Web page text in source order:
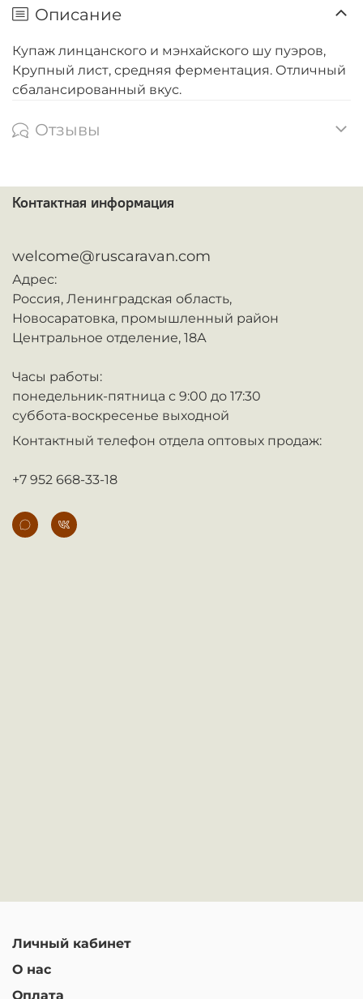
Описание
Купаж линцанского и мэнхайского шу пуэров,
Крупный лист, средняя ферментация. Отличный
сбалансированный вкус.
Отзывы
Контактная информация
welcome@ruscaravan.com
Адрес:
Россия, Ленинградская область,
Новосаратовка, промышленный район
Центральное отделение, 18А
Часы работы:
понедельник-пятница с 9:00 до 17:30
суббота-воскресенье выходной
Контактный телефон отдела оптовых продаж:
+7 952 668-33-18
Личный кабинет
О нас
Оплата